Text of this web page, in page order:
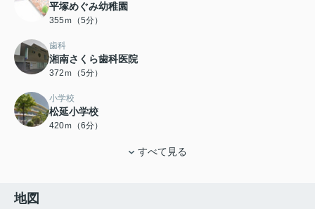
平塚めぐみ幼稚園
355ｍ（5分）
歯科
湘南さくら歯科医院
372ｍ（5分）
小学校
松延小学校
420ｍ（6分）
すべて見る
地図